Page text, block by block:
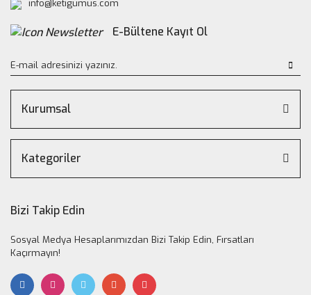
info@ketigumus.com
E-Bültene Kayıt Ol
Kurumsal
Kategoriler
Bizi Takip Edin
Sosyal Medya Hesaplarımızdan Bizi Takip Edin, Fırsatları
Kaçırmayın!